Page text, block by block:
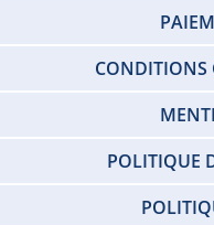
CONDITIONS
POLITIQUE